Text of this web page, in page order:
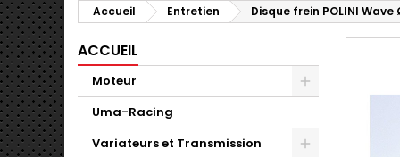
Accueil Entretien Disque frein POLINI Wave
ACCUEIL
Moteur
Uma-Racing
Variateurs et Transmission